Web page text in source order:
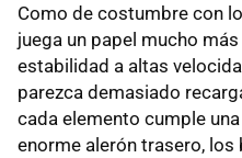
Como de costumbre con
juega un papel mucho
estabilidad a altas
parezca demasiado
cada elemento cumple
enorme alerón trasero,